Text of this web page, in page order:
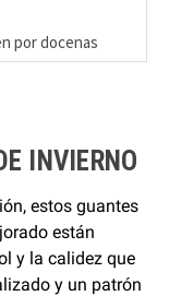
por docenas
INVIERNO
estos guantes
están
y la calidez que
y un patrón